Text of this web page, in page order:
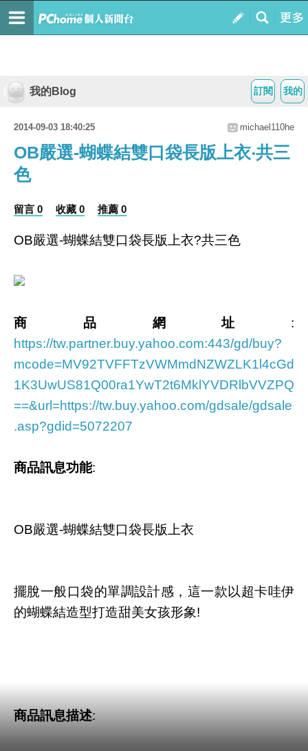
我的
訂閱
我的Blog
2014-09-03 18:40:25 michael110he
OB嚴選-蝴蝶結雙口袋長版上衣‧共三
色
留言 0 收藏 0 推薦 0
OB嚴選-蝴蝶結雙口袋長版上衣?共三色
商品網址 :
https://tw.partner.buy.yahoo.com:443/gd/buy?
mcode=MV92TVFFTzVWMmdNZWZLK1l4cGd
1K3UwUS81Q00ra1YwT2t6MklYVDRlbVVZPQ
==&url=https://tw.buy.yahoo.com/gdsale/gdsale
.asp?gdid=5072207
商品訊息功能:
OB嚴選-蝴蝶結雙口袋長版上衣
擺脫一般口袋的單調設計感，這一款以超卡哇伊
的蝴蝶結造型打造甜美女孩形象!
商品訊息描述: